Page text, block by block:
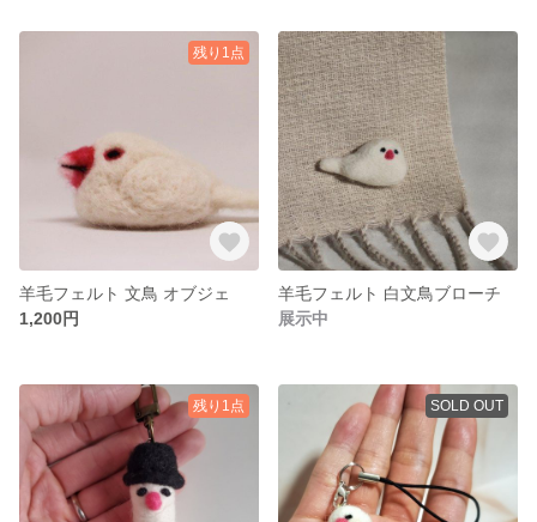
残り1点
羊毛フェルト 文鳥 オブジェ
1,200円
羊毛フェルト 白文鳥ブローチ
展示中
残り1点 SOLD OUT